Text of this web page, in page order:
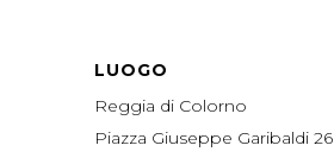
LUOGO
Reggia di Colorno
Piazza Giuseppe Garibaldi 26